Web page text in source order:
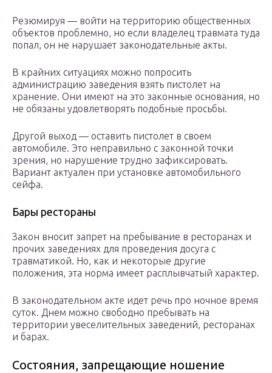
Резюмируя — войти на территорию общественных
объектов проблемно, но если владелец травмата туда
попал, он не нарушает законодательные акты.
В крайних ситуациях можно попросить
администрацию заведения взять пистолет на
хранение. Они имеют на это законные основания, но
не обязаны удовлетворять подобные просьбы.
Другой выход — оставить пистолет в своем
автомобиле. Это неправильно с законной точки
зрения, но нарушение трудно зафиксировать.
Вариант актуален при установке автомобильного
сейфа.
Бары рестораны
Закон вносит запрет на пребывание в ресторанах и
прочих заведениях для проведения досуга с
травматикой. Но, как и некоторые другие
положения, эта норма имеет расплывчатый характер.
В законодательном акте идет речь про ночное время
суток. Днем можно свободно пребывать на
территории увеселительных заведений, ресторанах
и барах.
Состояния, запрещающие ношение